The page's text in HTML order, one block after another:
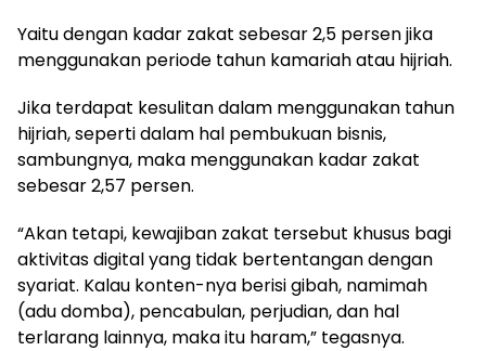
Yaitu dengan kadar zakat sebesar 2,5 persen jika
menggunakan periode tahun kamariah atau hijriah.
Jika terdapat kesulitan dalam menggunakan tahun
hijriah, seperti dalam hal pembukuan bisnis,
sambungnya, maka menggunakan kadar zakat
sebesar 2,57 persen.
“Akan tetapi, kewajiban zakat tersebut khusus bagi
aktivitas digital yang tidak bertentangan dengan
syariat. Kalau konten-nya berisi gibah, namimah
(adu domba), pencabulan, perjudian, dan hal
terlarang lainnya, maka itu haram,” tegasnya.